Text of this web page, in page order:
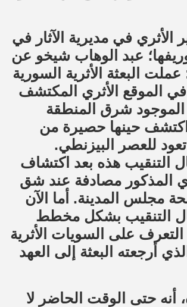
الأثري في مديرية الآثار في
عبد الوهاب شيخو عن
البعثة الأثرية السورية
الموقع الأثري المكتشف
2008م الموجود شرق المنطقة
حينها حصيرة من
للعصر البيزنطي.
التنقيب هذه بعد اكتشاف
المذكور مصادفة عند شق
مجلس المدينة. أما الآن
التنقيب بشكل مخطط
على السويات الأثرية
أرجعته البعثة إلى العهد
أنه حتى الوقت الحاضر لا